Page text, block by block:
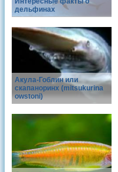
дельфинах
Акула-Гоблин или
скапаноринх (mitsukurina
owstoni)